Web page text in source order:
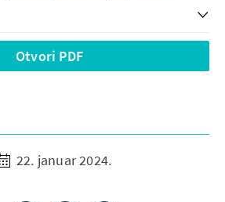
Otvori PDF
22. januar 2024.